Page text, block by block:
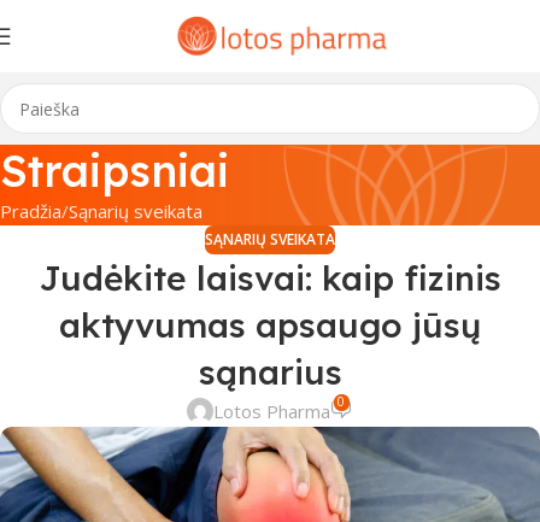
Straipsniai
Pradžia Sąnarių sveikata
SĄNARIŲ SVEIKATA
Judėkite laisvai: kaip fizinis
aktyvumas apsaugo jūsų
sąnarius
Lotos Pharma 0